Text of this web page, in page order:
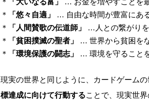
＊ 「大いなる富」
… お金を増やすことを
＊
「悠々自適」
… 自由な時間が豊富にあ
＊
「人間賛歌の伝道師」
…人との繋がり
＊
「貧困撲滅の聖者」
… 世界から貧困を
＊
「環境保護の闘志」 … 環境を守ること
現実の世界と同じように、カードゲームの
標達成に向けて行動することで、現実世